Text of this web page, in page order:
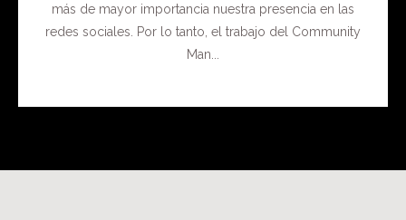
más de mayor importancia nuestra presencia en las
redes sociales. Por lo tanto, el trabajo del Community
Man...